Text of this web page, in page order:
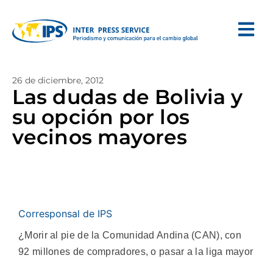
26 de diciembre, 2012
Las dudas de Bolivia y
su opción por los
vecinos mayores
Corresponsal de IPS
¿Morir al pie de la Comunidad Andina (CAN), con
92 millones de compradores, o pasar a la liga mayor